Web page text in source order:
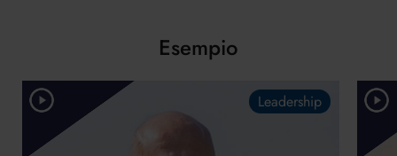
Esempio
Leadership